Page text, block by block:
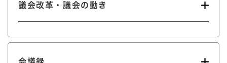
議会改革・議会の動き